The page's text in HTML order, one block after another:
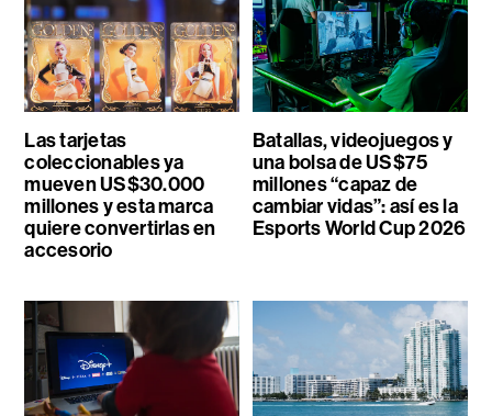
Las tarjetas
coleccionables ya
mueven US$30.000
millones y esta marca
quiere convertirlas en
accesorio
Batallas, videojuegos y
una bolsa de US$75
millones “capaz de
cambiar vidas”: así es la
Esports World Cup 2026